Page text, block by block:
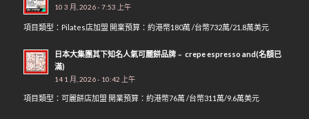
10 3 月, 2026 - 7:53 上午
項目類型：Pilates店加盟 開業預算：約港幣180萬 /台幣732萬/21.8萬美元
日本大集團其下知名人氣可麗餅品牌﹣ crepe espresso and(名額已
滿)
14 1 月, 2026 - 10:42 上午
項目類型：可麗餅店加盟 開業預算：約港幣76萬 /台幣311萬/9.6萬美元